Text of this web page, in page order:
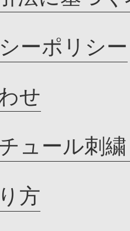
ーポリシー
せ
ュール刺
方